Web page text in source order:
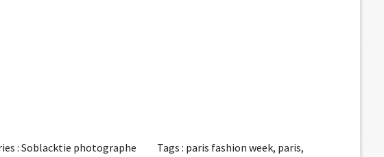
:Soblacktie photographe Tags : paris fashion week, paris,